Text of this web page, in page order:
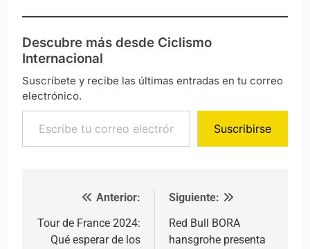
Descubre más desde Ciclismo
Internacional
Suscríbete y recibe las últimas entradas en tu correo
electrónico.
Escribe tu correo electrónico…
Suscribirse
Navegación de entradas
Anterior:
Tour de France 2024:
Qué esperar de los
Siguiente:
Red Bull BORA
hansgrohe presenta